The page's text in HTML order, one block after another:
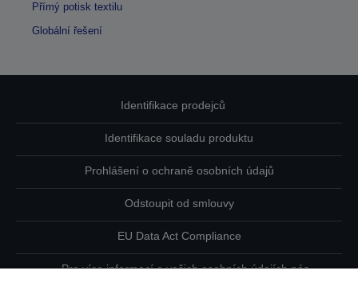
Přímý potisk textilu
Globální řešení
Identifikace prodejců
Identifikace souladu produktu
Prohlášení o ochraně osobních údajů
Odstoupit od smlouvy
EU Data Act Compliance
Pro více informací o vašich osobních údajích nás